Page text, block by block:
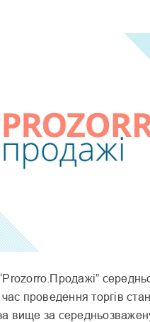
час проведення торгів
вище за